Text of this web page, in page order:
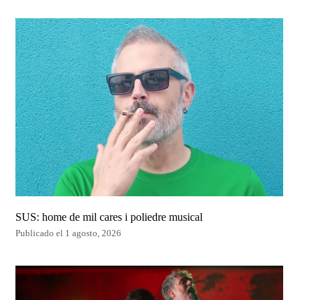
SUS: home de mil cares i poliedre musical
Publicado el 1 agosto, 2026